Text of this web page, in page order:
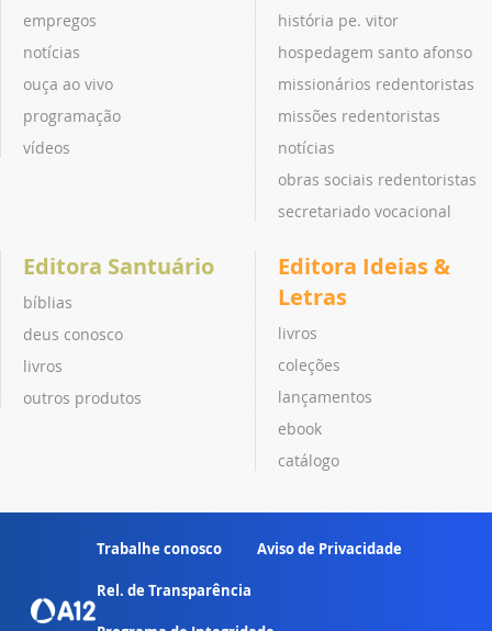
empregos
notícias
ouça ao vivo
programação
vídeos
história pe. vitor
hospedagem santo afonso
missionários redentoristas
missões redentoristas
notícias
obras sociais redentoristas
secretariado vocacional
Editora Santuário
bíblias
deus conosco
livros
outros produtos
Editora Ideias &
Letras
livros
coleções
lançamentos
ebook
catálogo
Trabalhe conosco Aviso de Privacidade
Rel. de Transparência